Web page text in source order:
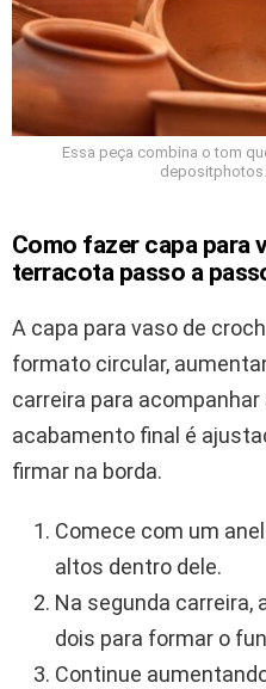
Essa peça combina o tom
Como fazer capa para
terracota passo a
A capa para vaso de
formato circular,
carreira para acompanhar
acabamento final é
firmar na borda.
Comece com um
altos dentro dele.
Na segunda carreira,
dois para formar o
Continue